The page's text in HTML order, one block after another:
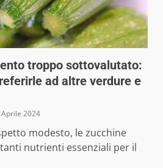
troppo sottovalutato:
ad altre verdure e
2024
modesto, le zucchine
nutrienti essenziali per il